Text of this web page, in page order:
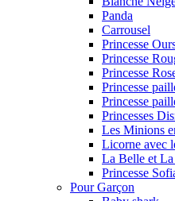
Panda
Carrousel
Princesse
Princesse
Princesse
Princesse
Princesse
Princesses
Les Minions
Licorne avec
La Belle et
Princesse
Pour Garçon